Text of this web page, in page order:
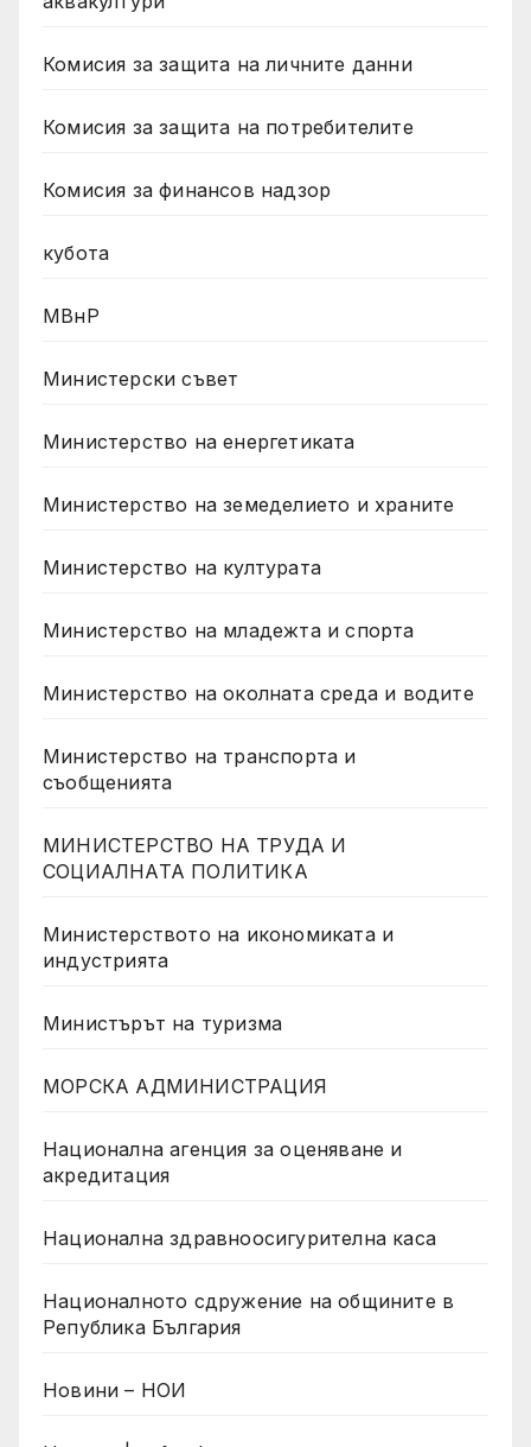
Комисия за защита на личните данни
Комисия за защита на потребителите
Комисия за финансов надзор
кубота
МВнР
Министерски съвет
Министерство на енергетиката
Министерство на земеделието и храните
Министерство на културата
Министерство на младежта и спорта
Министерство на околната среда и водите
Министерство на транспорта и
съобщенията
МИНИСТЕРСТВО НА ТРУДА И
СОЦИАЛНАТА ПОЛИТИКА
Министерството на икономиката и
индустрията
Министърът на туризма
МОРСКА АДМИНИСТРАЦИЯ
Национална агенция за оценяване и
акредитация
Национална здравноосигурителна каса
Националното сдружение на общините в
Република България
Новини – НОИ